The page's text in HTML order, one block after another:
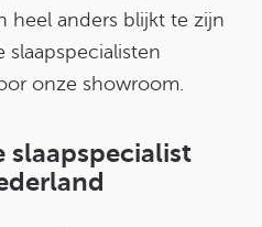
heel anders blijkt te zijn
slaapspecialisten
onze showroom.
slaapspecialist